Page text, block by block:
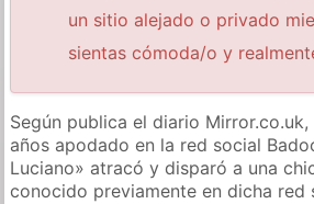
un sitio alejado o privado
sientas cómoda/o y
Según publica el diario
años apodado en la red social
Luciano» atracó y disparó a una
conocido previamente en dicha red